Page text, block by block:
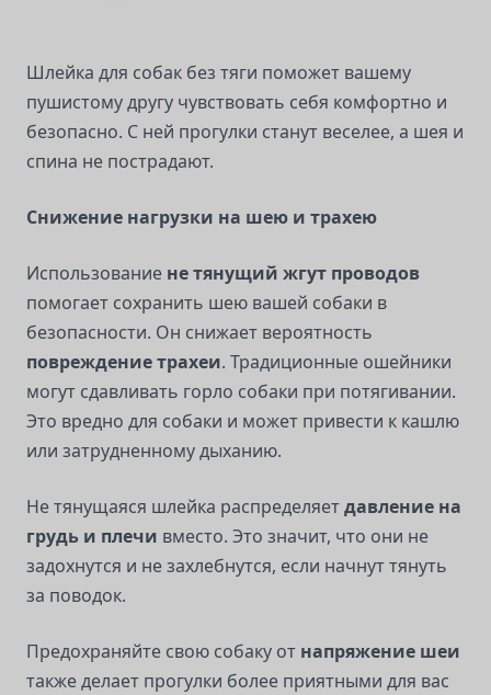
Шлейка для собак без тяги поможет вашему
пушистому другу чувствовать себя комфортно и
безопасно. С ней прогулки станут веселее, а шея и
спина не пострадают.
Снижение нагрузки на шею и трахею
Использование не тянущий жгут проводов
помогает сохранить шею вашей собаки в
безопасности. Он снижает вероятность
повреждение трахеи. Традиционные ошейники
могут сдавливать горло собаки при потягивании.
Это вредно для собаки и может привести к кашлю
или затрудненному дыханию.
Не тянущаяся шлейка распределяетдавление на
грудь и плечи вместо. Это значит, что они не
задохнутся и не захлебнутся, если начнут тянуть
за поводок.
Предохраняйте свою собаку от напряжение шеи
также делает прогулки более приятными для вас